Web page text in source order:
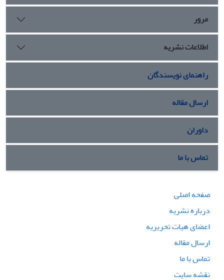
مرور
اطلاعات نشریه
راهنمای نویسندگان
ارسال مقاله
داوران
تماس با ما
صفحه اصلی
درباره نشریه
اعضای هیات تحریریه
ارسال مقاله
تماس با ما
نقشه سایت